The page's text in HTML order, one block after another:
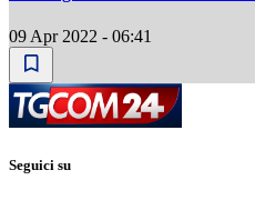
09 Apr 2022 - 06:41
Seguici su